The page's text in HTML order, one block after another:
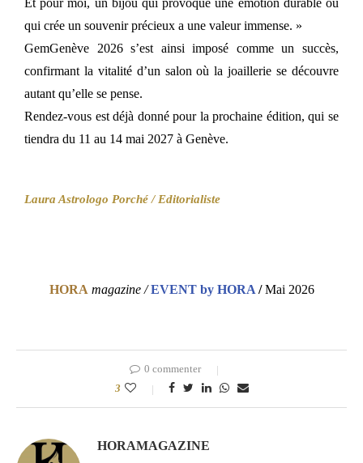
qui crée un souvenir précieux a une valeur immense. »
GemGenève 2026 s’est ainsi imposé comme un succès,
confirmant la vitalité d’un salon où la joaillerie se découvre
autant qu’elle se pense.
Rendez-vous est déjà donné pour la prochaine édition, qui se
tiendra du 11 au 14 mai 2027 à Genève.
Laura Astrologo Porché / Editorialiste
HORA magazine /EVENT by HORA/Mai 2026
0 commenter
3
HORAMAGAZINE